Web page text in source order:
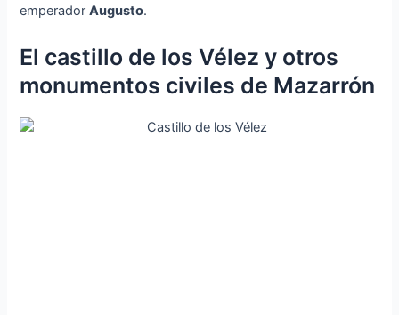
emperadorAugusto.
El castillo de los Vélez y otros
monumentos civiles de Mazarrón